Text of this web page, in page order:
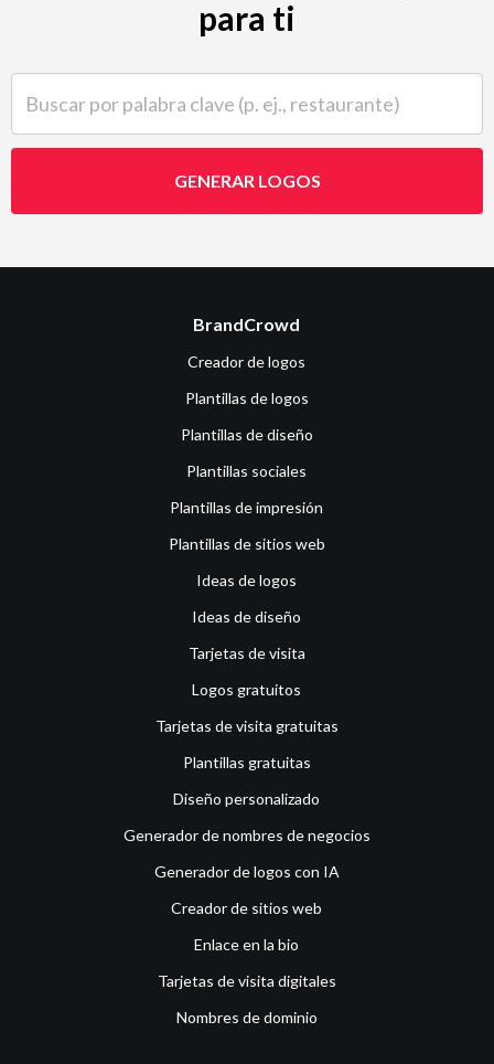
para ti
GENERAR LOGOS
BrandCrowd
Creador de logos
Plantillas de logos
Plantillas de diseño
Plantillas sociales
Plantillas de impresión
Plantillas de sitios web
Ideas de logos
Ideas de diseño
Tarjetas de visita
Logos gratuitos
Tarjetas de visita gratuitas
Plantillas gratuitas
Diseño personalizado
Generador de nombres de negocios
Generador de logos con IA
Creador de sitios web
Enlace en la bio
Tarjetas de visita digitales
Nombres de dominio